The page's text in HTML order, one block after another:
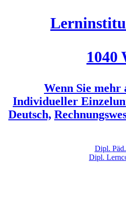
Lern
1040
Wenn Sie mehr
Individueller
Deutsch,
Dipl. Päd.
Dipl.